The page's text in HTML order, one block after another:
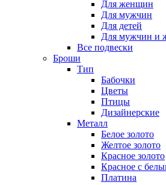
Для женщин
Для мужчин
Для детей
Для мужчин и
Все подвески
Броши
Тип
Бабочки
Цветы
Птицы
Дизайнерские
Металл
Белое золото
Желтое золото
Красное золото
Красное с
Платина